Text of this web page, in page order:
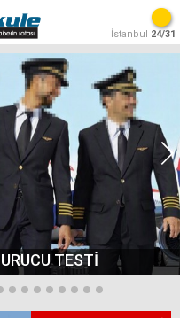
İstanbul 24/31
TESTİ